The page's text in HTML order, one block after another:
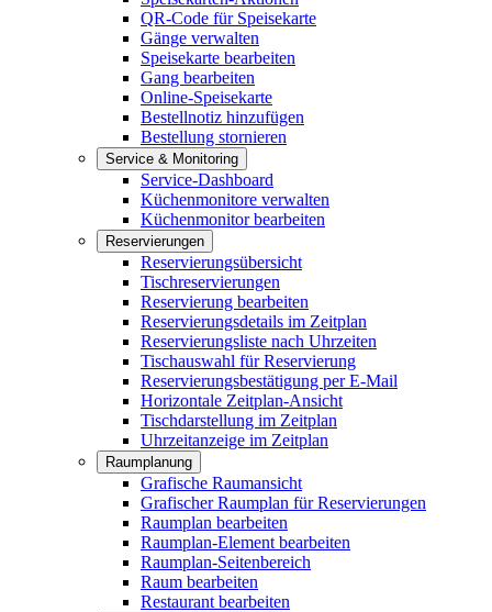
QR-Code für Speisekarte
Gänge verwalten
Speisekarte bearbeiten
Gang bearbeiten
Online-Speisekarte
Bestellnotiz hinzufügen
Bestellung stornieren
Service & Monitoring
Service-Dashboard
Küchenmonitore verwalten
Küchenmonitor bearbeiten
Reservierungen
Reservierungsübersicht
Tischreservierungen
Reservierung bearbeiten
Reservierungsdetails im Zeitplan
Reservierungsliste nach Uhrzeiten
Tischauswahl für Reservierung
Reservierungsbestätigung per E-Mail
Horizontale Zeitplan-Ansicht
Tischdarstellung im Zeitplan
Uhrzeitanzeige im Zeitplan
Raumplanung
Grafische Raumansicht
Grafischer Raumplan für Reservierungen
Raumplan bearbeiten
Raumplan-Element bearbeiten
Raumplan-Seitenbereich
Raum bearbeiten
Restaurant bearbeiten